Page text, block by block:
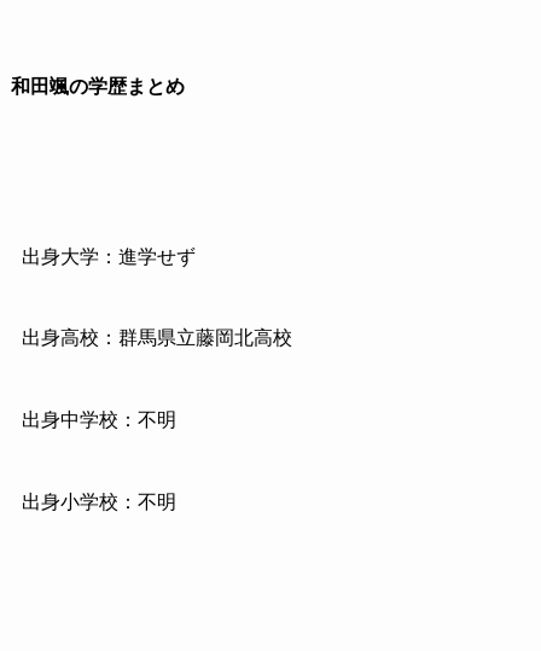
和田颯の学歴まとめ
出身大学：進学せず
出身高校：群馬県立藤岡北高校
出身中学校：不明
出身小学校：不明